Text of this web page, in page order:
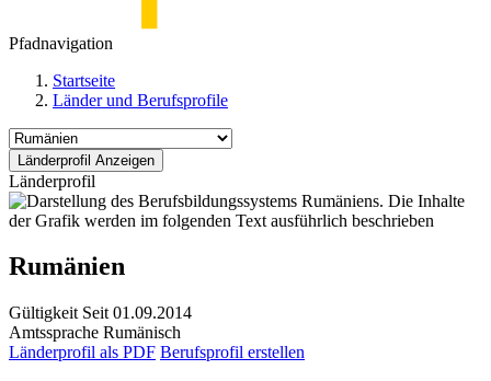
Pfadnavigation
Startseite
Länder und Berufsprofile
Länderprofil
Rumänien
Gültigkeit Seit 01.09.2014
Amtssprache Rumänisch
Länderprofil als PDF Berufsprofil erstellen